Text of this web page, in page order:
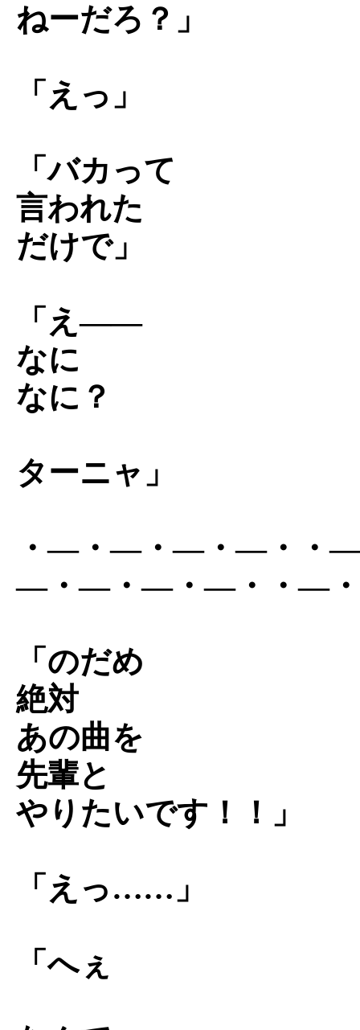
ねーだろ？」
「えっ」
「バカって
言われた
だけで」
「え――
なに
なに？
ターニャ」
・―・―・―・―・・
―・―・―・―・・―
「のだめ
絶対
あの曲を
先輩と
やりたいです！！」
「えっ……」
「へぇ